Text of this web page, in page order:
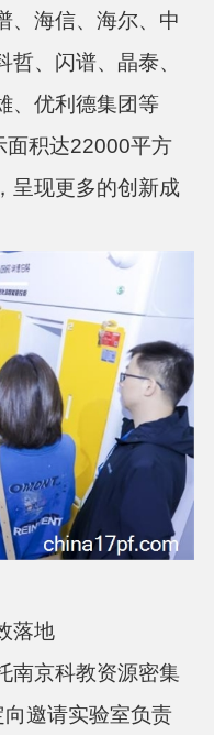
、海信、海尔、中
、闪谱、晶泰、
、优利德集团等
面积达22000平方
呈现更多的创新成
落地
南京科教资源密集
向邀请实验室负责